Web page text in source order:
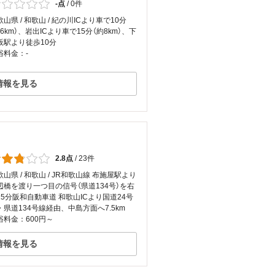
-点 /0件
山県 / 和歌山 / 紀の川ICより車で10分
6km）、岩出ICより車で15分（約8km）、下
駅より徒歩10分
料金：-
報を見る
2.8点 /23件
山県 / 和歌山 / JR和歌山線 布施屋駅より
橋を渡り一つ目の信号（県道134号）を右
分阪和自動車道 和歌山ICより国道24号
県道134号線経由、中島方面へ7.5km
料金：600円～
報を見る